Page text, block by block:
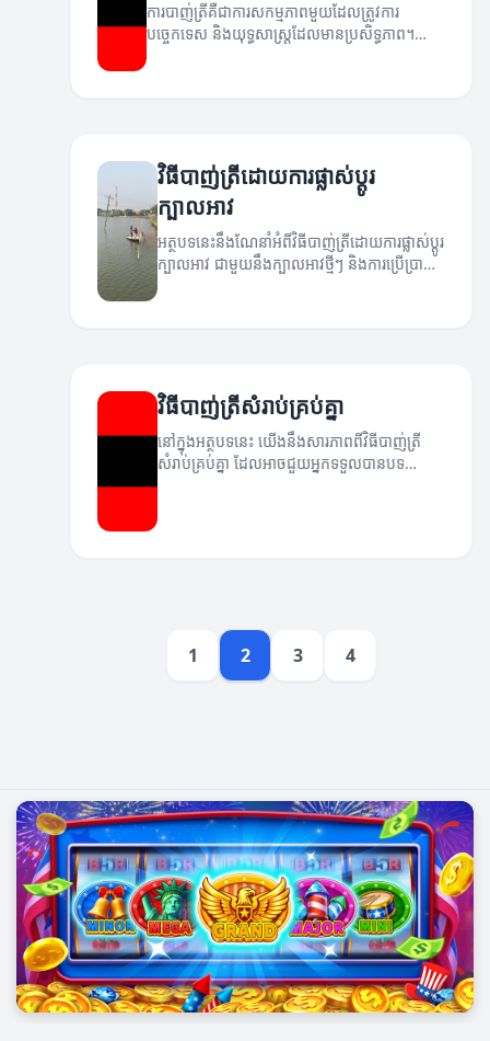
ការបាញ់ត្រីគឺជាការសកម្មភាពមួយដែលត្រូវការ
បច្ចេកទេស និងយុទ្ធសាស្ត្រដែលមានប្រសិទ្ធភាព។
អត្ថបទនេះនឹងបង្ហាញអ្នកពីវិធីបាញ់ត្រីដែលមាន
វិធីបាញ់ត្រីដោយការផ្លាស់ប្តូរ
ក្បាលអាវ
អត្ថបទនេះនឹងណែនាំអំពីវិធីបាញ់ត្រីដោយការផ្លាស់ប្តូរ
ក្បាលអាវ ជាមួយនឹងក្បាលអាវថ្មីៗ និងការប្រើប្រាស់
វិធីបាញ់ត្រីសំរាប់គ្រប់គ្នា
នៅក្នុងអត្ថបទនេះ យើងនឹងសារភាពពីវិធីបាញ់ត្រី
សំរាប់គ្រប់គ្នា ដែលអាចជួយអ្នកទទួលបានបទ
ពិសោធន៍ដ៏ល្អក្នុងការចាប់ត្រី។
1 2 3 4